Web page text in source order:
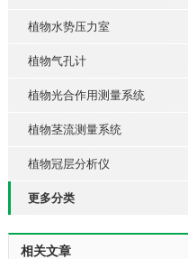
植物水势压力室
植物气孔计
植物光合作用测量系统
植物茎流测量系统
植物冠层分析仪
更多分类
相关文章